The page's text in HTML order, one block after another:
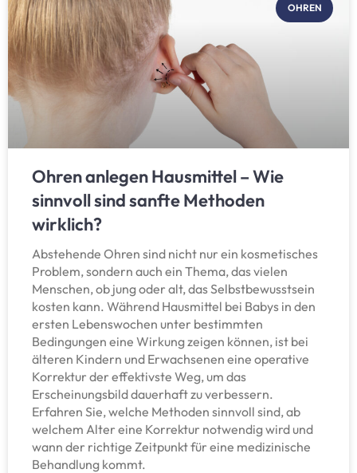
OHREN
Ohren anlegen Hausmittel – Wie
sinnvoll sind sanfte Methoden
wirklich?
Abstehende Ohren sind nicht nur ein kosmetisches
Problem, sondern auch ein Thema, das vielen
Menschen, ob jung oder alt, das Selbstbewusstsein
kosten kann. Während Hausmittel bei Babys in den
ersten Lebenswochen unter bestimmten
Bedingungen eine Wirkung zeigen können, ist bei
älteren Kindern und Erwachsenen eine operative
Korrektur der effektivste Weg, um das
Erscheinungsbild dauerhaft zu verbessern.
Erfahren Sie, welche Methoden sinnvoll sind, ab
welchem Alter eine Korrektur notwendig wird und
wann der richtige Zeitpunkt für eine medizinische
Behandlung kommt.